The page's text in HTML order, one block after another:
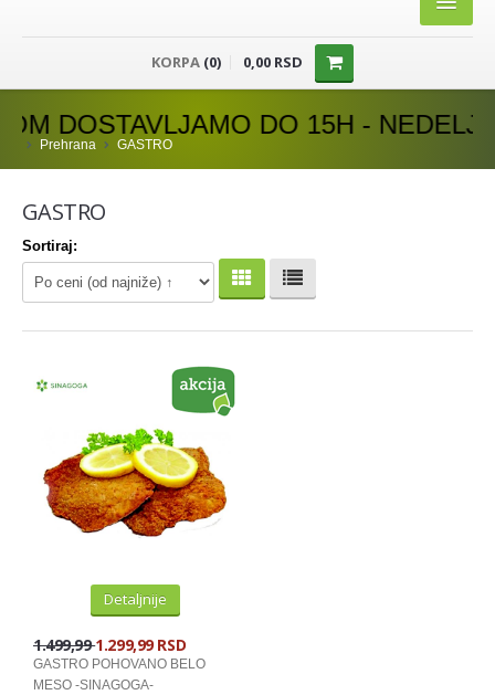
SHOP
PREHRANA
DODACI JELIMA
SUPE, KOCKE I NUDLE
DODACI ZA KOLACE
PRASKASTI ZACINI
HLEB I PECIVA
ZITARICE I PRERADJEVINE
SEMENKE I KIKIRIKI
ZDRAVA HRANA I NAPITCI
ZDRAVA HRANA RINFUZA
ZDRAVA HRANA PAKOVANO - SH
KORPA (0) 0,00 RSD
DO 15H - NEDELJOM
Prehrana GASTRO
GASTRO
Sortiraj:
Detaljnije
1.499,991.299,99 RSD
GASTRO POHOVANO BELO
MESO -SINAGOGA-